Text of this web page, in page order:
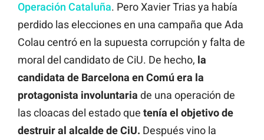
Operación Cataluña. Pero Xavier Trias ya había
perdido las elecciones en una campaña que Ada
Colau centró en la supuesta corrupción y falta de
moral del candidato de CiU. De hecho, la
candidata de Barcelona en Comú era la
protagonista involuntaria de una operación de
las cloacas del estado que tenía el objetivo de
destruir al alcalde de CiU. Después vino la